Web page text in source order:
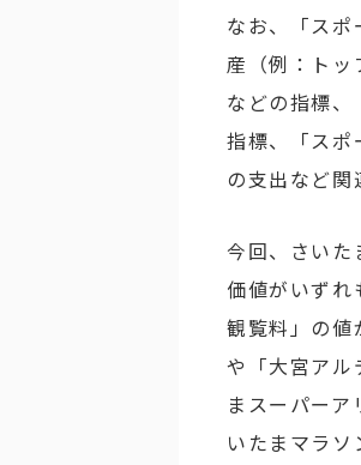
なお、「ス
産（例：トッ
などの指標
指標、「スポ
の支出など関
今回、さいた
価値がいず
観覧料」の値
や「大宮アル
まスーパー
いたまマラ